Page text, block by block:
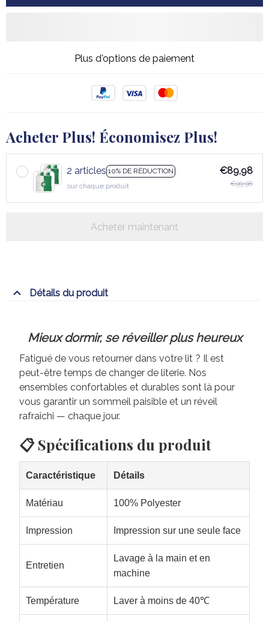
Plus d'options de paiement
Acheter Plus! Économisez Plus!
2 articles 10% DE RÉDUCTION
sur chaque produit
€89,98
€99,98
Acheter maintenant
Détails du produit
Mieux dormir, se réveiller plus heureux
Fatigué de vous retourner dans votre lit ? Il est
peut-être temps de changer de literie. Nos
ensembles confortables et durables sont là pour
vous garantir un sommeil paisible et un réveil
rafraîchi — chaque jour.
📋 Spécifications du produit
Caractéristique Détails
Matériau 100% Polyester
Impression Impression sur une seule face
Entretien
Lavage à la main et en
machine
Température Laver à moins de 40℃